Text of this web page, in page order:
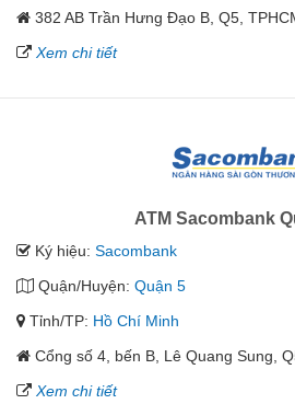
382 AB Trần Hưng Đạo B, Q5,
Xem chi tiết
ATM Sacombank
Ký hiệu: Sacombank
Quận/Huyện: Quận 5
Tỉnh/TP: Hồ Chí Minh
Cổng số 4, bến B, Lê Quang Sung,
Xem chi tiết